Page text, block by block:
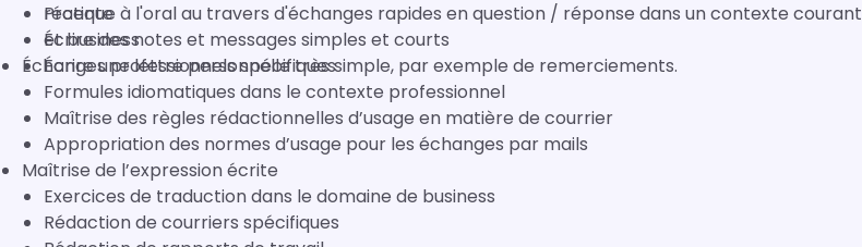
récente
Écrire des notes et messages simples et courts
Écrire une lettre personnelle très simple, par exemple de remerciements.
Pratique à l'oral au travers d'échanges rapides en question / réponse dans un contexte courant
et business
Échanges professionnels spécifiques
Formules idiomatiques dans le contexte professionnel
Maîtrise des règles rédactionnelles d’usage en matière de courrier
Appropriation des normes d’usage pour les échanges par mails
Maîtrise de l’expression écrite
Exercices de traduction dans le domaine de business
Rédaction de courriers spécifiques